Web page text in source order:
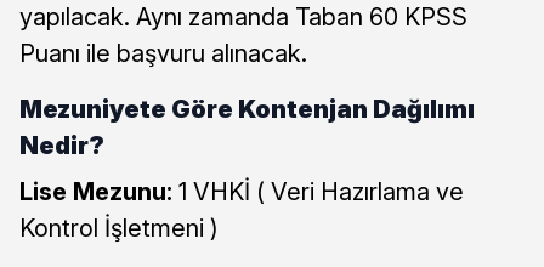
yapılacak. Aynı zamanda Taban 60 KPSS
Puanı ile başvuru alınacak.
Mezuniyete Göre Kontenjan Dağılımı
Nedir?
Lise Mezunu: 1 VHKİ ( Veri Hazırlama ve
Kontrol İşletmeni )